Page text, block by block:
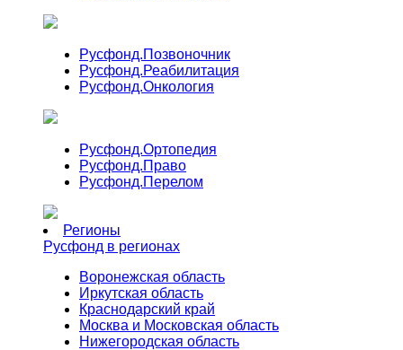
Русфонд.Позвоночник
Русфонд.Реабилитация
Русфонд.Онкология
Русфонд.Ортопедия
Русфонд.Право
Русфонд.Перелом
Регионы
Русфонд в регионах
Воронежская область
Иркутская область
Краснодарский край
Москва и Московская область
Нижегородская область